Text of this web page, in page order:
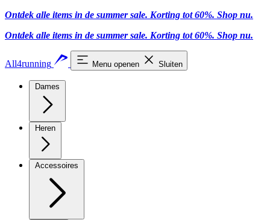
Ontdek alle items in de summer sale. Korting tot 60%. Shop nu.
Ontdek alle items in de summer sale. Korting tot 60%. Shop nu.
All4running Menu openen Sluiten
Dames
Heren
Accessoires